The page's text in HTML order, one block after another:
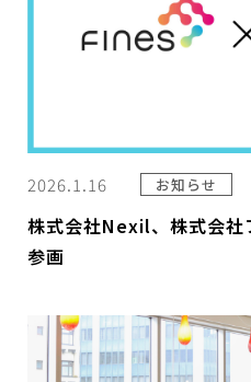
2026.1.16 お知らせ
株式会社Nexil、株式会社
参画